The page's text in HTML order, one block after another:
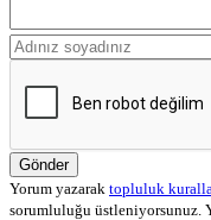
Gönder
Yorum yazarak topluluk
sorumluluğu üstleniyorsunuz.